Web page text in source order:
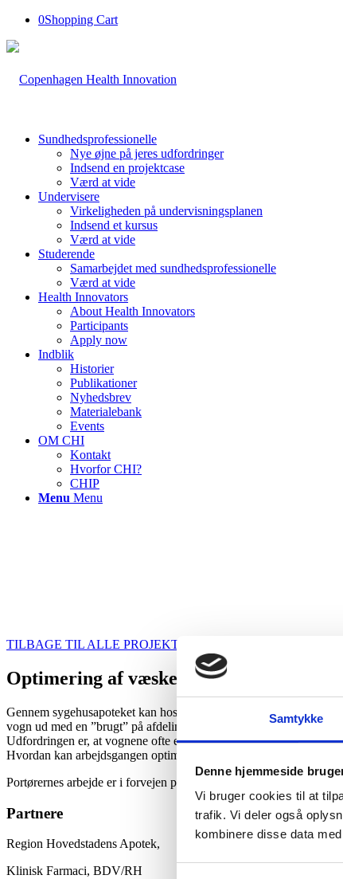
Samtykke
Denne hjemmeside
Vi bruger cookies til at
trafik. Vi deler også
kombinere disse data
0Shopping Cart
Sundhedsprofessionelle
Nye øjne på jeres udfordringer
Indsend en projektcase
Værd at vide
Undervisere
Virkeligheden på undervisningsplanen
Indsend et kursus
Værd at vide
Studerende
Samarbejdet med sundhedsprofessionelle
Værd at vide
Health Innovators
About Health Innovators
Participants
Apply now
Indblik
Historier
Publikationer
Nyhedsbrev
Materialebank
Events
OM CHI
Kontakt
Hvorfor CHI?
CHIP
Menu Menu
TILBAGE TIL ALLE PROJEKTCASES
Optimering af væskevogne-flow
Gennem sygehusapoteket kan hospitalsafdelinger få væsker i
vogn ud med en ”brugt” på afdelingen.
Udfordringen er, at vognene ofte er relativt fulde ved
Hvordan kan arbejdsgangen optimeres, så denne arbejdsbyrde
Portørernes arbejde er i forvejen presset og tungt. Enhver
Partnere
Region Hovedstadens Apotek,
Klinisk Farmaci, BDV/RH